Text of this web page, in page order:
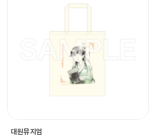
대원뮤지엄